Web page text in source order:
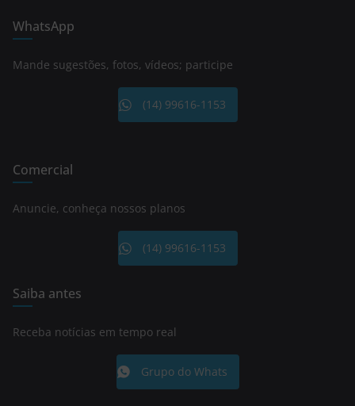
WhatsApp
Mande sugestões, fotos, vídeos; participe
(14) 99616-1153
Comercial
Anuncie, conheça nossos planos
(14) 99616-1153
Saiba antes
Receba notícias em tempo real
Grupo do Whats